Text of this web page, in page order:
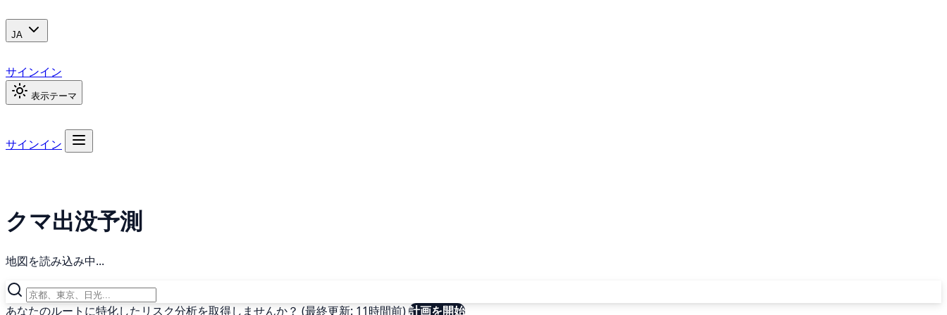
JA
サインイン
表示テーマ
サインイン
クマ出没予測
地図を読み込み中...
あなたのルートに特化したリスク分析を取得しませんか？ (最終更新: 11時間前)計画を開始